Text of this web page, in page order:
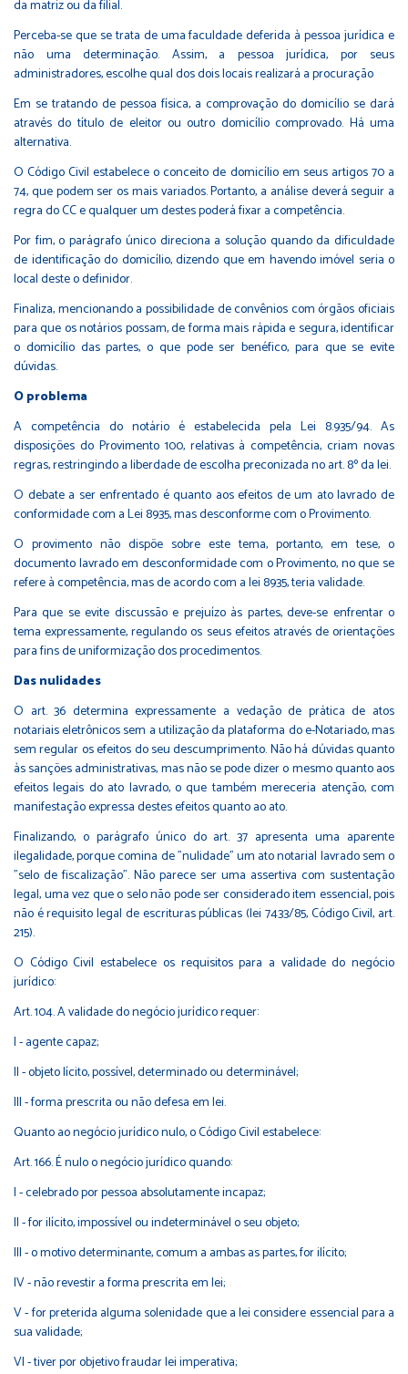
da matriz ou da filial.
Perceba-se que se trata de uma faculdade deferida à pessoa jurídica e
não uma determinação. Assim, a pessoa jurídica, por seus
administradores, escolhe qual dos dois locais realizará a procuração
Em se tratando de pessoa física, a comprovação do domicílio se dará
através do título de eleitor ou outro domicílio comprovado. Há uma
alternativa.
O Código Civil estabelece o conceito de domicílio em seus artigos 70 a
74, que podem ser os mais variados. Portanto, a análise deverá seguir a
regra do CC e qualquer um destes poderá fixar a competência.
Por fim, o parágrafo único direciona a solução quando da dificuldade
de identificação do domicílio, dizendo que em havendo imóvel seria o
local deste o definidor.
Finaliza, mencionando a possibilidade de convênios com órgãos oficiais
para que os notários possam, de forma mais rápida e segura, identificar
o domicílio das partes, o que pode ser benéfico, para que se evite
dúvidas.
O problema
A competência do notário é estabelecida pela Lei 8.935/94. As
disposições do Provimento 100, relativas à competência, criam novas
regras, restringindo a liberdade de escolha preconizada no art. 8º da lei.
O debate a ser enfrentado é quanto aos efeitos de um ato lavrado de
conformidade com a Lei 8935, mas desconforme com o Provimento.
O provimento não dispõe sobre este tema, portanto, em tese, o
documento lavrado em desconformidade com o Provimento, no que se
refere à competência, mas de acordo com a lei 8935, teria validade.
Para que se evite discussão e prejuízo às partes, deve-se enfrentar o
tema expressamente, regulando os seus efeitos através de orientações
para fins de uniformização dos procedimentos.
Das nulidades
O art. 36 determina expressamente a vedação de prática de atos
notariais eletrônicos sem a utilização da plataforma do e-Notariado, mas
sem regular os efeitos do seu descumprimento. Não há dúvidas quanto
às sanções administrativas, mas não se pode dizer o mesmo quanto aos
efeitos legais do ato lavrado, o que também mereceria atenção, com
manifestação expressa destes efeitos quanto ao ato.
Finalizando, o parágrafo único do art. 37 apresenta uma aparente
ilegalidade, porque comina de "nulidade" um ato notarial lavrado sem o
"selo de fiscalização". Não parece ser uma assertiva com sustentação
legal, uma vez que o selo não pode ser considerado item essencial, pois
não é requisito legal de escrituras públicas (lei 7433/85, Código Civil, art.
215).
O Código Civil estabelece os requisitos para a validade do negócio
jurídico:
Art. 104. A validade do negócio jurídico requer:
I - agente capaz;
II - objeto lícito, possível, determinado ou determinável;
III - forma prescrita ou não defesa em lei.
Quanto ao negócio jurídico nulo, o Código Civil estabelece:
Art. 166. É nulo o negócio jurídico quando:
I - celebrado por pessoa absolutamente incapaz;
II - for ilícito, impossível ou indeterminável o seu objeto;
III - o motivo determinante, comum a ambas as partes, for ilícito;
IV - não revestir a forma prescrita em lei;
V - for preterida alguma solenidade que a lei considere essencial para a
sua validade;
VI - tiver por objetivo fraudar lei imperativa;